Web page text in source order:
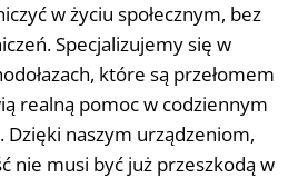
w życiu społecznym, bez
Specjalizujemy się w
które są przełomem
realną pomoc w codziennym
naszym urządzeniom,
nie musi być już przeszkodą w